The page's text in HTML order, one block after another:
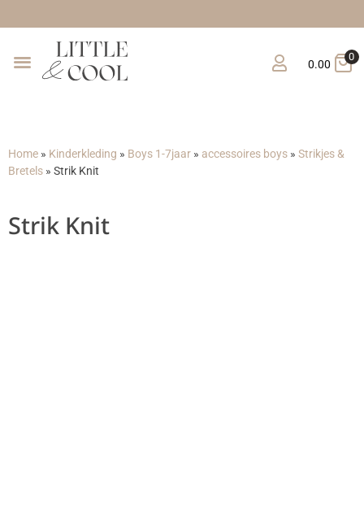
0.00
0
Home » Kinderkleding » Boys 1-7jaar » accessoires boys » Strikjes &
Bretels » Strik Knit
Strik Knit